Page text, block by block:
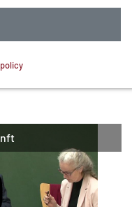
mit Kristin Alheit,
Prof. Dr. Ansgar
Monika Schliffke,
anonym.
zu verstehen, wie
nutzen.